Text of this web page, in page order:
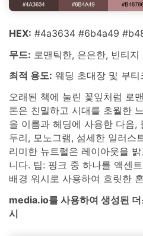
HEX: #4a3634 #6b4a49
무드: 로맨틱한, 은은한, 빈티지
최적 용도: 웨딩 초대장 및 부티
오래된 책에 눌린 꽃잎처럼 로
톤은 친밀하고 시대를 초월한
을 이름과 헤딩에 사용한 다음,
두리, 모노그램, 섬세한 일러스
리미한 뉴트럴은 레이아웃을
니다. 팁: 핑크 중 하나를 액센
배경 워시로 사용하여 흐릿한
media.io를 사용하여 생성된
시